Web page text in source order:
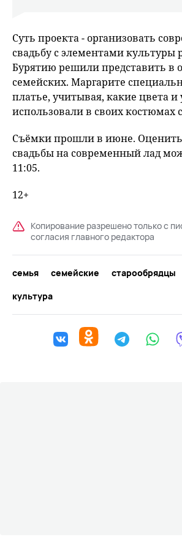
Суть проекта - организовать
свадьбу с элементами культуры
Бурятию решили представить в
семейских. Маргарите
платье, учитывая, какие цвета и
использовали в своих костюмах
Съёмки прошли в июне. Оценить
свадьбы на современный лад
11:05.
12+
Копирование разрешено только с
согласия главного редактора
семья семейские старообрядцы
культура